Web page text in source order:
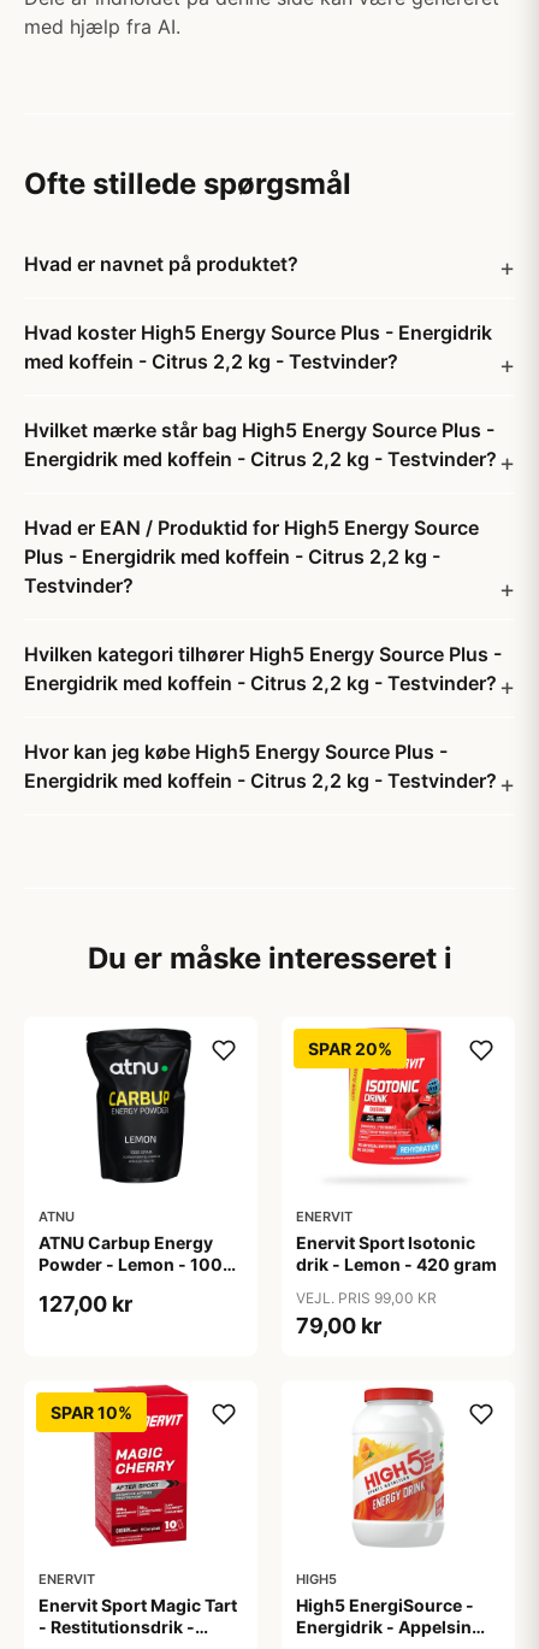
med hjælp fra AI.
Ofte stillede spørgsmål
Hvad er navnet på produktet?
Hvad koster High5 Energy Source Plus - Energidrik
med koffein - Citrus 2,2 kg - Testvinder?
Hvilket mærke står bag High5 Energy Source Plus -
Energidrik med koffein - Citrus 2,2 kg - Testvinder?
Hvad er EAN / Produktid for High5 Energy Source
Plus - Energidrik med koffein - Citrus 2,2 kg -
Testvinder?
Hvilken kategori tilhører High5 Energy Source Plus -
Energidrik med koffein - Citrus 2,2 kg - Testvinder?
Hvor kan jeg købe High5 Energy Source Plus -
Energidrik med koffein - Citrus 2,2 kg - Testvinder?
Du er måske interesseret i
ATNU
ATNU Carbup Energy
Powder - Lemon - 1000
127,00 kr
SPAR 20%
ENERVIT
Enervit Sport Isotonic
drik - Lemon - 420 gram
VEJL. PRIS 99,00 KR
79,00 kr
SPAR 10%
ENERVIT
Enervit Sport Magic Tart
- Restitutionsdrik -
HIGH5
High5 EnergiSource -
Energidrik - Appelsin